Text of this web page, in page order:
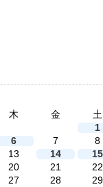
木 金
土
1
6 7
8
13 14
15
20 21
22
27 28
29